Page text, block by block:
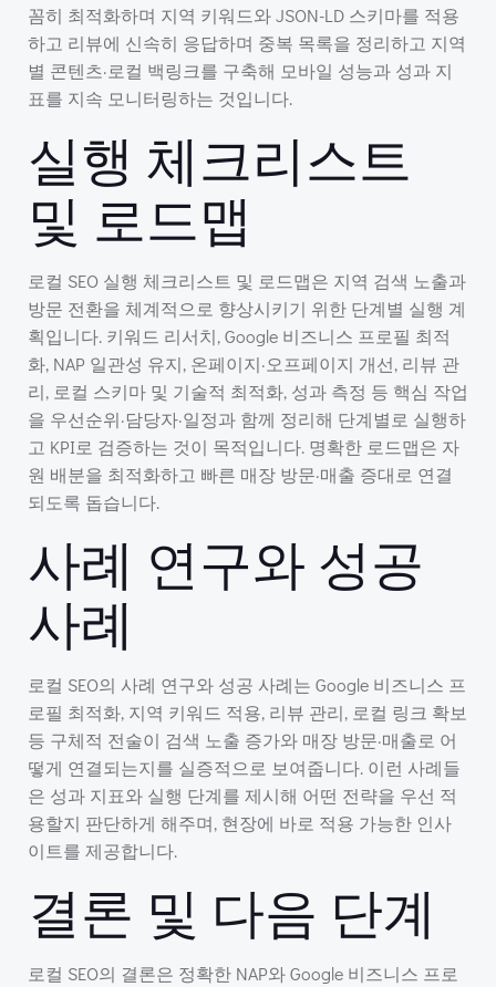
꼼히 최적화하며 지역 키워드와 JSON-LD 스키마를 적용
하고 리뷰에 신속히 응답하며 중복 목록을 정리하고 지역
별 콘텐츠·로컬 백링크를 구축해 모바일 성능과 성과 지
표를 지속 모니터링하는 것입니다.
실행 체크리스트
및 로드맵
로컬 SEO 실행 체크리스트 및 로드맵은 지역 검색 노출과
방문 전환을 체계적으로 향상시키기 위한 단계별 실행 계
획입니다. 키워드 리서치, Google 비즈니스 프로필 최적
화, NAP 일관성 유지, 온페이지·오프페이지 개선, 리뷰 관
리, 로컬 스키마 및 기술적 최적화, 성과 측정 등 핵심 작업
을 우선순위·담당자·일정과 함께 정리해 단계별로 실행하
고 KPI로 검증하는 것이 목적입니다. 명확한 로드맵은 자
원 배분을 최적화하고 빠른 매장 방문·매출 증대로 연결
되도록 돕습니다.
사례 연구와 성공
사례
로컬 SEO의 사례 연구와 성공 사례는 Google 비즈니스 프
로필 최적화, 지역 키워드 적용, 리뷰 관리, 로컬 링크 확보
등 구체적 전술이 검색 노출 증가와 매장 방문·매출로 어
떻게 연결되는지를 실증적으로 보여줍니다. 이런 사례들
은 성과 지표와 실행 단계를 제시해 어떤 전략을 우선 적
용할지 판단하게 해주며, 현장에 바로 적용 가능한 인사
이트를 제공합니다.
결론 및 다음 단계
로컬 SEO의 결론은 정확한 NAP와 Google 비즈니스 프로